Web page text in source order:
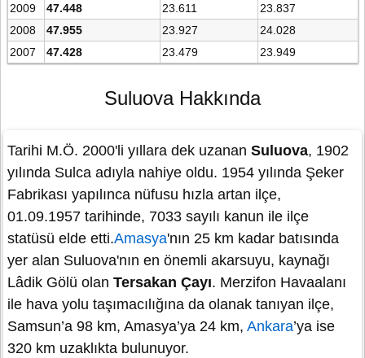
2009
47.448 23.611
23.837
2008
47.955 23.927
24.028
2007
47.428 23.479 23.949
Suluova Hakkında
Tarihi M.Ö. 2000'li yıllara dek uzanan Suluova, 1902
yılında Sulca adıyla nahiye oldu. 1954 yılında Şeker
Fabrikası yapılınca nüfusu hızla artan ilçe,
01.09.1957 tarihinde, 7033 sayılı kanun ile ilçe
statüsü elde etti.Amasya'nın 25 km kadar batısında
yer alan Suluova'nın en önemli akarsuyu, kaynağı
Lâdik Gölü olan Tersakan Çayı. Merzifon Havaalanı
ile hava yolu taşımacılığına da olanak tanıyan ilçe,
Samsun’a 98 km, Amasya’ya 24 km, Ankara’ya ise
320 km uzaklıkta bulunuyor.